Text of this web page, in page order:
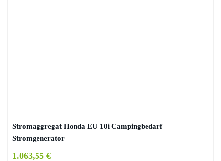
Stromaggregat Honda EU 10i Campingbedarf
Stromgenerator
1.063,55 €